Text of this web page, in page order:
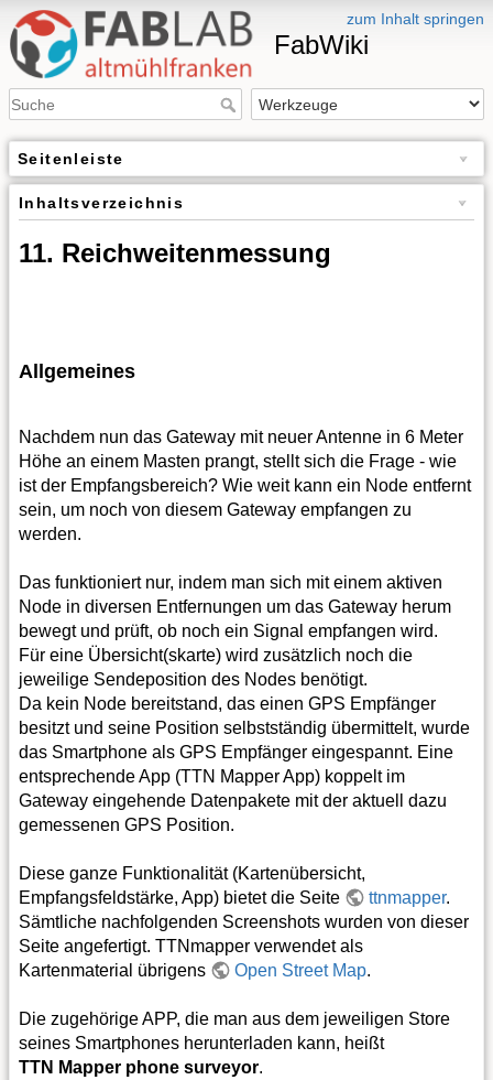
zum Inhalt springen
FabWiki
Seitenleiste
Inhaltsverzeichnis
11. Reichweitenmessung
Allgemeines
Nachdem nun das Gateway mit neuer Antenne in 6 Meter
Höhe an einem Masten prangt, stellt sich die Frage - wie
ist der Empfangsbereich? Wie weit kann ein Node entfernt
sein, um noch von diesem Gateway empfangen zu
werden.
Das funktioniert nur, indem man sich mit einem aktiven
Node in diversen Entfernungen um das Gateway herum
bewegt und prüft, ob noch ein Signal empfangen wird.
Für eine Übersicht(skarte) wird zusätzlich noch die
jeweilige Sendeposition des Nodes benötigt.
Da kein Node bereitstand, das einen GPS Empfänger
besitzt und seine Position selbstständig übermittelt, wurde
das Smartphone als GPS Empfänger eingespannt. Eine
entsprechende App (TTN Mapper App) koppelt im
Gateway eingehende Datenpakete mit der aktuell dazu
gemessenen GPS Position.
Diese ganze Funktionalität (Kartenübersicht,
Empfangsfeldstärke, App) bietet die Seite
ttnmapper.
Sämtliche nachfolgenden Screenshots wurden von dieser
Seite angefertigt. TTNmapper verwendet als
Kartenmaterial übrigens
Open Street Map.
Die zugehörige APP, die man aus dem jeweiligen Store
seines Smartphones herunterladen kann, heißt
TTN Mapper phone surveyor.